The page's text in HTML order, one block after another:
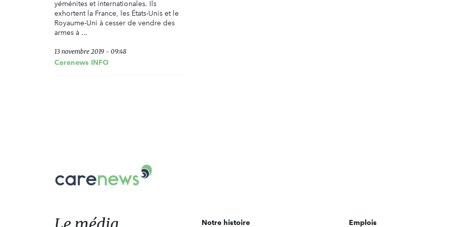
yéménites et internationales. Ils
exhortent la France, les États-Unis et le
Royaume-Uni à cesser de vendre des
armes à ...
13 novembre 2019 - 09:48
Carenews INFO
Le
acteurs
Notre histoire Emplois